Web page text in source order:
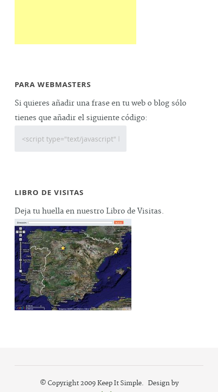
PARA WEBMASTERS
Si quieres añadir una frase en tu web o blog sólo
tienes que añadir el siguiente código:
LIBRO DE VISITAS
Deja tu huella en nuestro Libro de Visitas.
© Copyright 2009 Keep It Simple. Design by